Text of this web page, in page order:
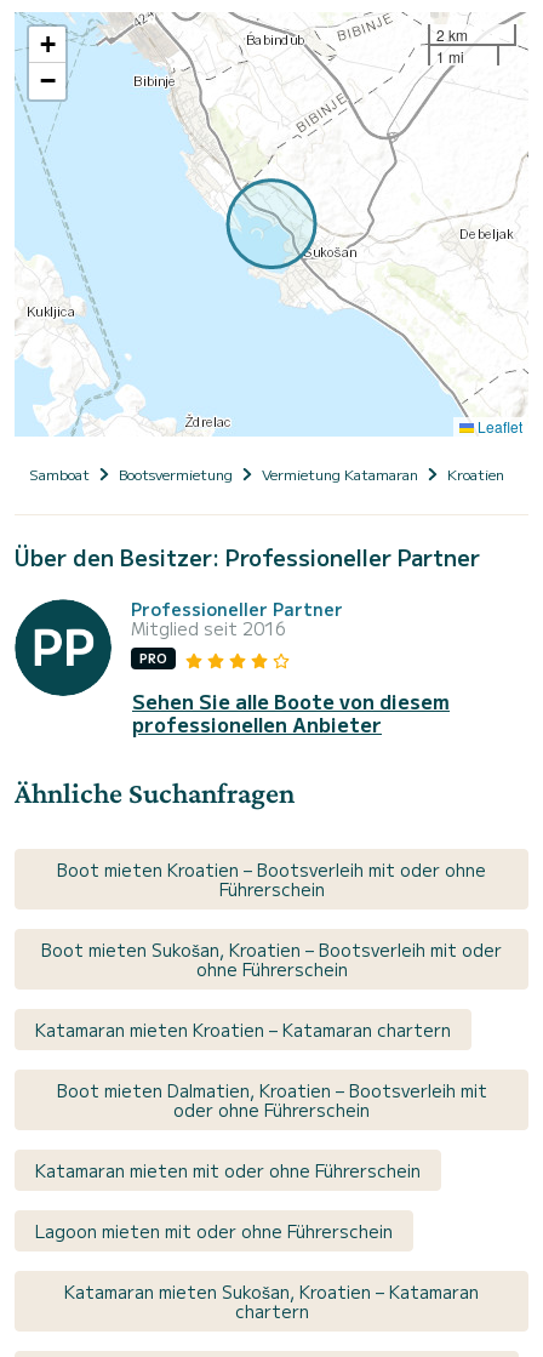
+
−
2 km
1 mi
Leaflet
Samboat Bootsvermietung Vermietung Katamaran Kroatien
Über den Besitzer: Professioneller Partner
Professioneller Partner
Mitglied seit 2016
PRO
Sehen Sie alle Boote von diesem
professionellen Anbieter
Ähnliche Suchanfragen
Boot mieten Kroatien – Bootsverleih mit oder ohne
Führerschein
Boot mieten Sukošan, Kroatien – Bootsverleih mit oder
ohne Führerschein
Katamaran mieten Kroatien – Katamaran chartern
Boot mieten Dalmatien, Kroatien – Bootsverleih mit
oder ohne Führerschein
Katamaran mieten mit oder ohne Führerschein
Lagoon mieten mit oder ohne Führerschein
Katamaran mieten Sukošan, Kroatien – Katamaran
chartern